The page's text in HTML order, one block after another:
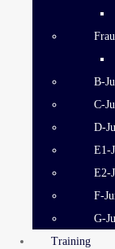
DER
Fussball lebt von
und
B-
C-
D-
E1-
E2-
F-
G-
Training